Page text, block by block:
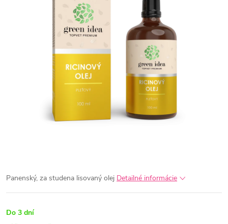
Panenský, za studena lisovaný olej Detailné informácie
Do 3 dní